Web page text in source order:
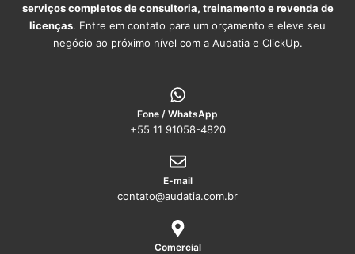
serviços completos de consultoria, treinamento e revenda de
licenças. Entre em contato para um orçamento e eleve seu
negócio ao próximo nível com a Audatia e ClickUp.
Fone / WhatsApp
+55 11 91058-4820
E-mail
contato@audatia.com.br
Comercial